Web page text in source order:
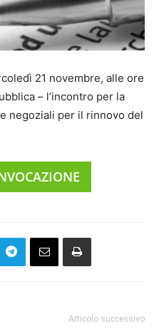
21 novembre, alle ore
– l’incontro per la
negoziali per il rinnovo del
Articolo successivo